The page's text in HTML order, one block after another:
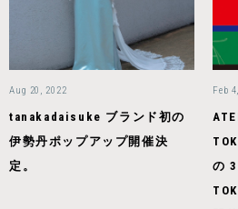
Aug 20, 2022
tanakadaisuke ブランド初の
伊勢丹ポップアップ開催決
定。
Feb
の